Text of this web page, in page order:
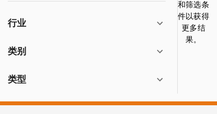
行业
类别
类型
和筛选条
件以获得
更多结
果。